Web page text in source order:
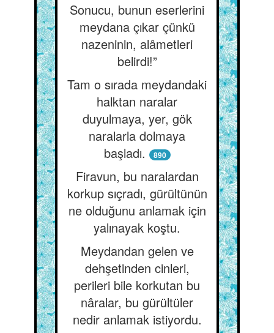
Sonucu, bunun eserlerini
meydana çıkar çünkü
nazeninin, alâmetleri
belirdi!”
Tam o sırada meydandaki
halktan naralar
duyulmaya, yer, gök
naralarla dolmaya
başladı.
890
Firavun, bu naralardan
korkup sıçradı, gürültünün
ne olduğunu anlamak için
yalınayak koştu.
Meydandan gelen ve
dehşetinden cinleri,
perileri bile korkutan bu
nâralar, bu gürültüler
nedir anlamak istiyordu.